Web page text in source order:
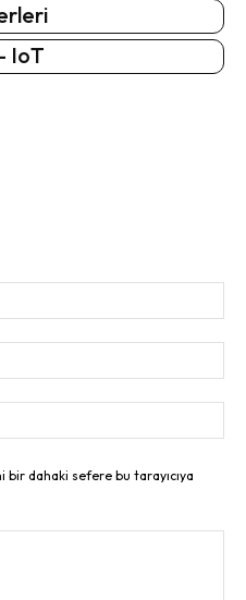
IoT
dahaki sefere bu tarayıcıya